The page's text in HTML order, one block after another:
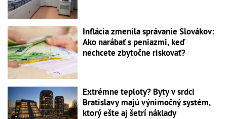
Inflácia zmenila správanie Slovákov:
Ako narábať s peniazmi, keď
nechcete zbytočne riskovať?
Extrémne teploty? Byty v srdci
Bratislavy majú výnimočný systém,
ktorý ešte aj šetrí náklady